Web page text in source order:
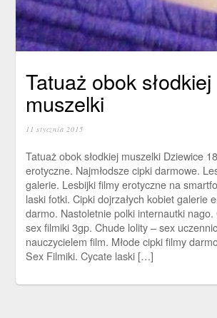
Tatuaż obok słodkiej
muszelki
11 stycznia 2015
Tatuaż obok słodkiej muszelki Dziewice
erotyczne. Najmłodsze cipki darmowe.
galerie. Lesbijki filmy erotyczne na
laski fotki. Cipki dojrzałych kobiet galerie
darmo. Nastoletnie polki internautki nago.
sex filmiki 3gp. Chude lolity – sex
nauczycielem film. Młode cipki filmy
Sex Filmiki. Cycate laski […]